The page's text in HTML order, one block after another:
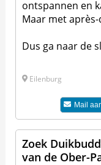
ontspannen en
Maar met
Dus ga naar de
Eilenburg
Mail
Zoek
van de Ober-